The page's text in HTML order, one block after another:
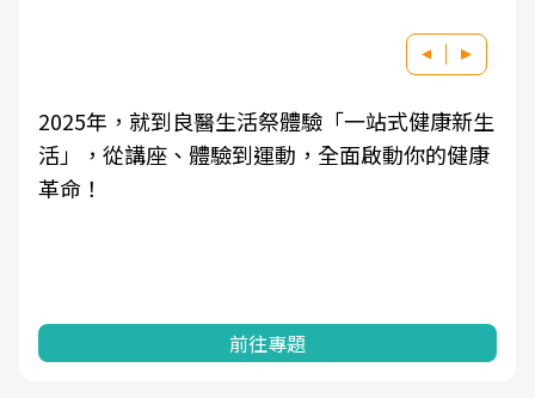
2025年，就到良醫生活祭體驗「一站式健康新生
活」，從講座、體驗到運動，全面啟動你的健康
革命！
前往專題